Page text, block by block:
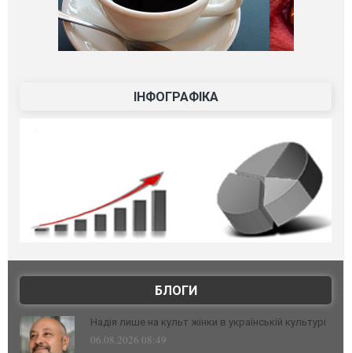
ІНФОГРАФІКА
БЛОГИ
Надія лише на культ жінки в українській культурі
06.08.2026 08:49